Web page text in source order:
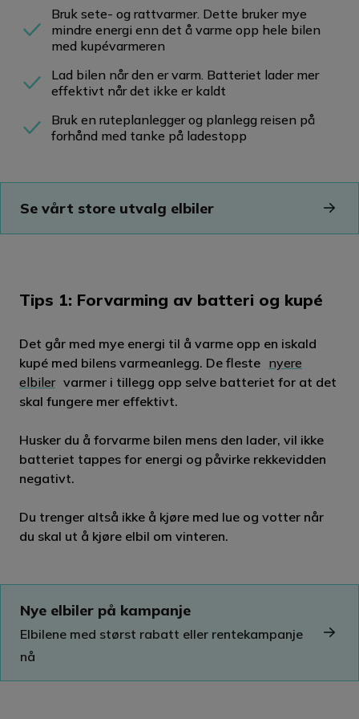
Bruk sete- og rattvarmer. Dette bruker mye
mindre energi enn det å varme opp hele bilen
med kupévarmeren
Lad bilen når den er varm. Batteriet lader mer
effektivt når det ikke er kaldt
Bruk en ruteplanlegger og planlegg reisen på
forhånd med tanke på ladestopp
Se vårt store utvalg elbiler
Tips 1: Forvarming av batteri og kupé
Det går med mye energi til å varme opp en iskald
kupé med bilens varmeanlegg. De fleste nyere
elbiler varmer i tillegg opp selve batteriet for at det
skal fungere mer effektivt.
Husker du å forvarme bilen mens den lader, vil ikke
batteriet tappes for energi og påvirke rekkevidden
negativt.
Du trenger altså ikke å kjøre med lue og votter når
du skal ut å kjøre elbil om vinteren.
Nye elbiler på kampanje
Elbilene med størst rabatt eller rentekampanje
nå